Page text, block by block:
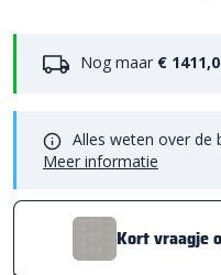
Nog maar €
Alles weten over de
Meer informatie
Kort vraagje